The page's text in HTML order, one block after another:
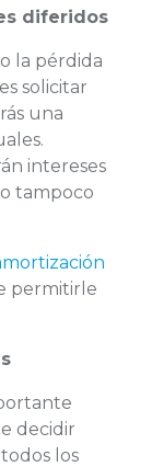
diferidos
la pérdida
solicitar
una
intereses
tampoco
permitirle
decidir
los